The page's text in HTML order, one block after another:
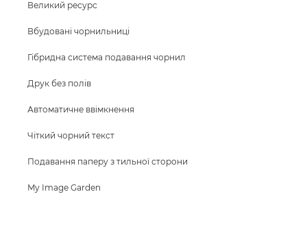
Великий ресурс
Вбудовані чорнильниці
Гібридна система подавання чорнил
Друк без полів
Автоматичне ввімкнення
Чіткий чорний текст
Подавання паперу з тильної сторони
My Image Garden